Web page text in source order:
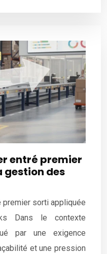
entré premier
gestion des
sorti appliquée
Dans le contexte
par une exigence
et une pression